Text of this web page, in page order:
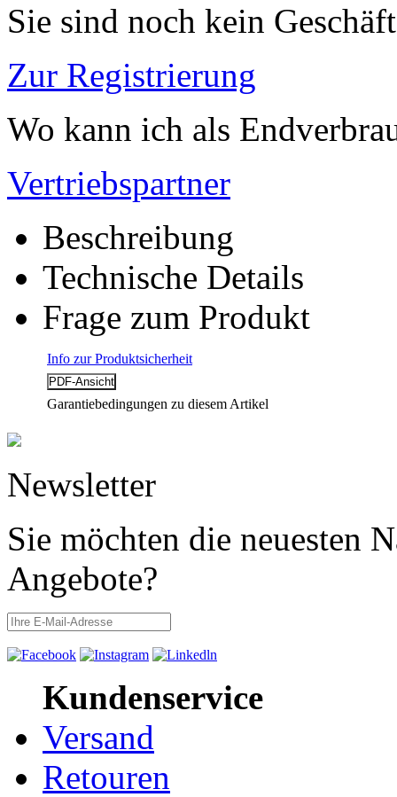
Sie sind noch kein
Zur Registrierung
Wo kann ich als
Vertriebspartner
Beschreibung
Technische Details
Frage zum Produkt
Info zur Produktsicherheit
Garantiebedingungen zu diesem Artikel
Newsletter
Sie möchten die neuesten
Angebote?
Kundenservice
Versand
Retouren